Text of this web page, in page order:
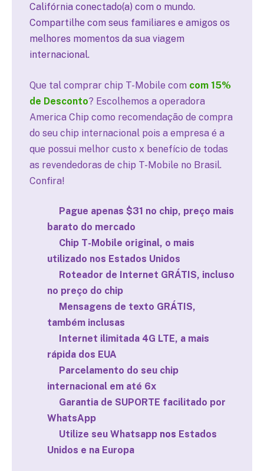
Califórnia conectado(a) com o mundo.
Compartilhe com seus familiares e amigos os
melhores momentos da sua viagem
internacional.
Que tal comprar chip T-Mobile com com 15%
de Desconto? Escolhemos a operadora
America Chip como recomendação de compra
do seu chip internacional pois a empresa é a
que possui melhor custo x benefício de todas
as revendedoras de chip T-Mobile no Brasil.
Confira!
Pague apenas $31 no chip, preço mais
barato do mercado
Chip T-Mobile original, o mais
utilizado nos Estados Unidos
Roteador de Internet GRÁTIS, incluso
no preço do chip
Mensagens de texto GRÁTIS,
também inclusas
Internet ilimitada 4G LTE, a mais
rápida dos EUA
Parcelamento do seu chip
internacional em até 6x
Garantia de SUPORTE facilitado por
WhatsApp
Utilize seu Whatsapp nos Estados
Unidos e na Europa